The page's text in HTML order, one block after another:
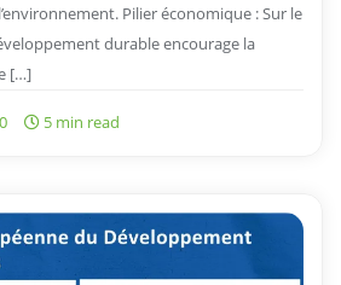
Pilier économique : Sur le
durable encourage la
[…]
0 5 min read